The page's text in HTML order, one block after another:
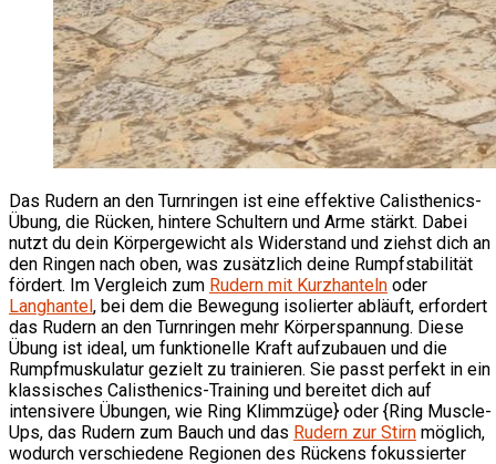
Das Rudern an den Turnringen ist eine effektive Calisthenics-
Übung, die Rücken, hintere Schultern und Arme stärkt. Dabei
nutzt du dein Körpergewicht als Widerstand und ziehst dich an
den Ringen nach oben, was zusätzlich deine Rumpfstabilität
fördert. Im Vergleich zum Rudern mit Kurzhanteln oder
Langhantel, bei dem die Bewegung isolierter abläuft, erfordert
das Rudern an den Turnringen mehr Körperspannung. Diese
Übung ist ideal, um funktionelle Kraft aufzubauen und die
Rumpfmuskulatur gezielt zu trainieren. Sie passt perfekt in ein
klassisches Calisthenics-Training und bereitet dich auf
intensivere Übungen, wie Ring Klimmzüge} oder {Ring Muscle-
Ups, das Rudern zum Bauch und das Rudern zur Stirn möglich,
wodurch verschiedene Regionen des Rückens fokussierter